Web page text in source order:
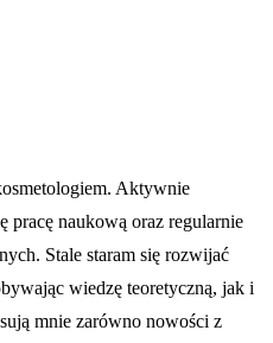
Aktywnie
pracę naukową oraz regularnie
Stale staram się rozwijać
wiedzę teoretyczną, jak i
mnie zarówno nowości z